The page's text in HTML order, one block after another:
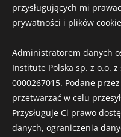
przysługujących mi
prywatności i plików
Administratorem danych
Institute Polska sp. z o.o. z
0000267015. Podane
przetwarzać w celu
Przysługuje Ci prawo
danych, ograniczenia